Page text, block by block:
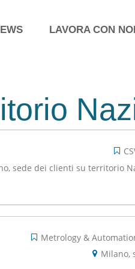
LAVORA CON NOI
sede dei clienti su territorio
Metrology &
Milano